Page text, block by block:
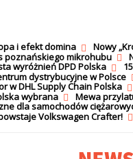
i efekt domina
Nowy
poznańskiego mikrohubu
wyróżnień DPD Polska
dystrybucyjne w Polsce
w DHL Supply Chain Polska
wybrana
Mewa
dla samochodów
Volkswagen Crafter!